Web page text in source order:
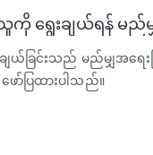
ေးချယ်ရန် မည်မ
င်းသည် မည်မျှအရေးက
ပြထားပါသည်။